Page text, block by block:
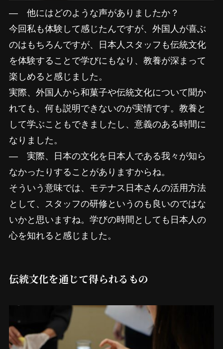
― 他にはどのような声がありましたか？
今回私も体験して感じたんですが、外国人が喜ぶ
のはもちろんですが、日本人スタッフも伝統文化
を体験することで学びにもなり、教養が深まって
楽しめると感じました。
実際、外国人から和菓子や伝統文化について聞か
れても、何も説明できないのが実情です。教養と
して学ぶこともできましたし、意義のある時間に
なりました。
― 実際、日本の文化を日本人である我々が知ら
なかったりすることがありますからね。
そういう意味では、モテナス日本さんの活用方法
として、スタッフの研修というのも良いのではな
いかと思いますね。学びの時間としても日本人の
心を知れると感じました。
伝統文化を通じて得られるもの